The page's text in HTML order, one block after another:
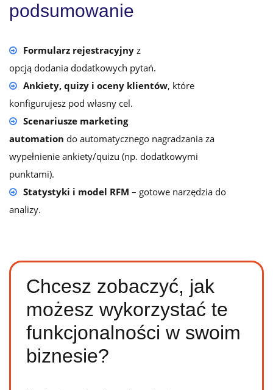
podsumowanie
Formularz rejestracyjny z
opcją dodania dodatkowych pytań.
Ankiety, quizy i oceny klientów, które
konfigurujesz pod własny cel.
Scenariusze marketing
automation do automatycznego nagradzania za
wypełnienie ankiety/quizu (np. dodatkowymi
punktami).
Statystyki i model RFM – gotowe narzędzia do
analizy.
Chcesz zobaczyć, jak
możesz wykorzystać te
funkcjonalności w swoim
biznesie?